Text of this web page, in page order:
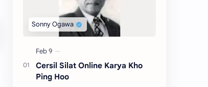
Cersil Silat Online Karya Kho
Ping Hoo